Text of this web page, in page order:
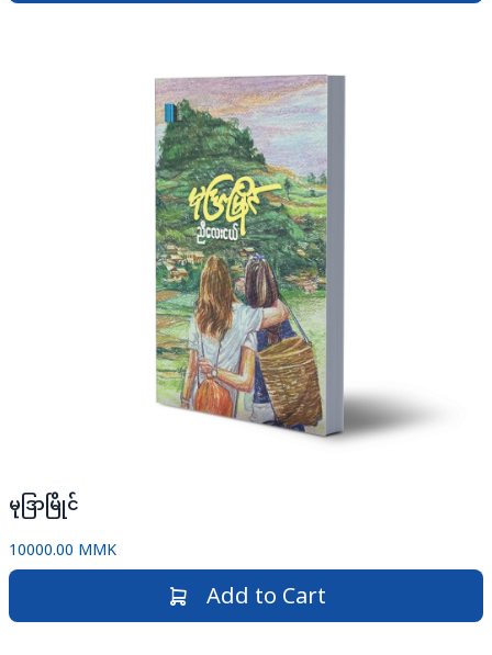
မုဒြာမြိုင်
10000.00 MMK
Add to Cart